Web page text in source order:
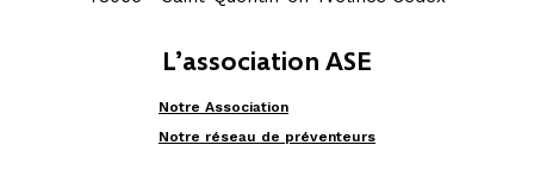
L’association ASE
Notre Association
Notre réseau de préventeurs